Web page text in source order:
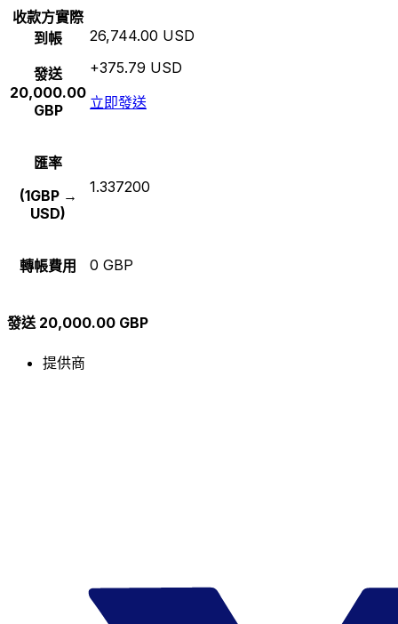
收款方實際
到帳
發送
20,000.00
GBP
26,744.00 USD
+375.79 USD
立即發送
匯率
(1GBP →
USD)
1.337200
轉帳費用 0 GBP
發送 20,000.00 GBP
提供商